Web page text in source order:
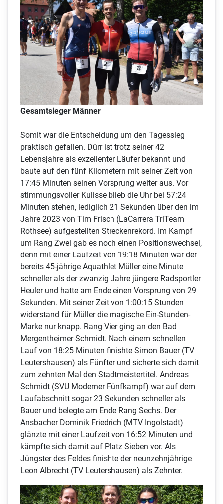
Gesamtsieger Männer
Somit war die Entscheidung um den Tagessieg
praktisch gefallen. Dürr ist trotz seiner 42
Lebensjahre als exzellenter Läufer bekannt und
baute auf den fünf Kilometern mit seiner Zeit von
17:45 Minuten seinen Vorsprung weiter aus. Vor
stimmungsvoller Kulisse blieb die Uhr bei 57:24
Minuten stehen, lediglich 21 Sekunden über den im
Jahre 2023 von Tim Frisch (LaCarrera TriTeam
Rothsee) aufgestellten Streckenrekord. Im Kampf
um Rang Zwei gab es noch einen Positionswechsel,
denn mit einer Laufzeit von 19:18 Minuten war der
bereits 45-jährige Aquathlet Müller eine Minute
schneller als der zwanzig Jahre jüngere Radsportler
Heuler und hatte am Ende einen Vorsprung von 29
Sekunden. Mit seiner Zeit von 1:00:15 Stunden
widerstand für Müller die magische Ein-Stunden-
Marke nur knapp. Rang Vier ging an den Bad
Mergentheimer Schmidt. Nach einem schnellen
Lauf von 18:25 Minuten finishte Simon Bauer (TV
Leutershausen) als Fünfter und sicherte sich damit
zum zehnten Mal den Stadtmeistertitel. Andreas
Schmidt (SVU Moderner Fünfkampf) war auf dem
Laufabschnitt sogar 23 Sekunden schneller als
Bauer und belegte am Ende Rang Sechs. Der
Ansbacher Dominik Friedrich (MTV Ingolstadt)
glänzte mit einer Laufzeit von 16:52 Minuten und
kämpfte sich damit auf Platz Sieben vor. Als
Jüngster des Feldes finishte der neunzehnjährige
Leon Albrecht (TV Leutershausen) als Zehnter.